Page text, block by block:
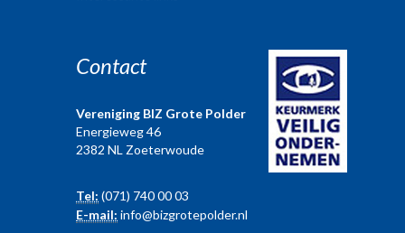
Contact
Vereniging BIZ Grote Polder
Energieweg 46
2382 NL Zoeterwoude
Tel: (071) 740 00 03
E-mail: info@bizgrotepolder.nl